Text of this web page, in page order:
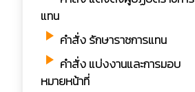
แทน
play_arrow คำสั่ง รักษาราชการแทน
play_arrow คำสั่ง แบ่งงานและการมอบ
หมายหน้าที่